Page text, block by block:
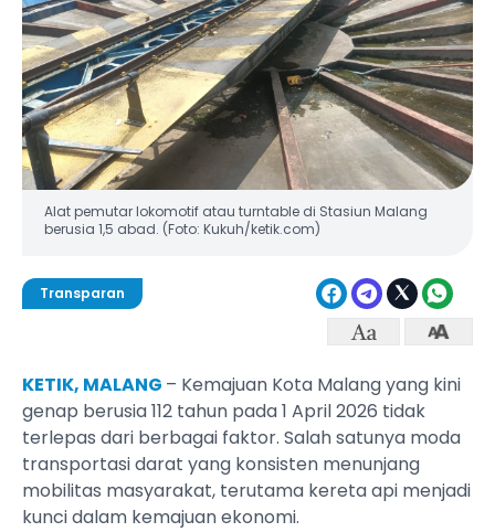
Alat pemutar lokomotif atau turntable di Stasiun Malang
berusia 1,5 abad. (Foto: Kukuh/ketik.com)
Transparan
KETIK, MALANG – Kemajuan Kota Malang yang kini
genap berusia 112 tahun pada 1 April 2026 tidak
terlepas dari berbagai faktor. Salah satunya moda
transportasi darat yang konsisten menunjang
mobilitas masyarakat, terutama kereta api menjadi
kunci dalam kemajuan ekonomi.